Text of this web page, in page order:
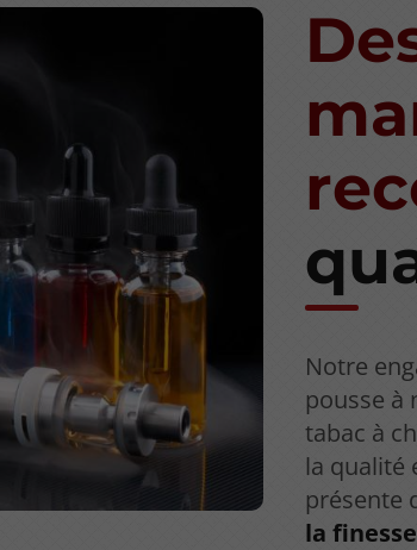
Notre
pousse à
tabac à
la qualité
présente
la